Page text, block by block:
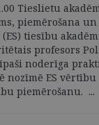
Tieslietu
piemērošana
tiesību
profesors
noderīga
nozīmē ES
piemērošanu. ...